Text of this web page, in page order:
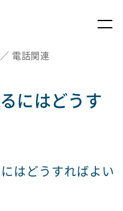
電話関連
にはどうす
はどうすればよい